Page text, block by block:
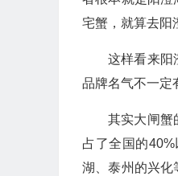
宅蟹，就算去阳
这样看来阳
品牌名气不一定
其实大闸蟹
占了全国的
湖、泰州的兴化